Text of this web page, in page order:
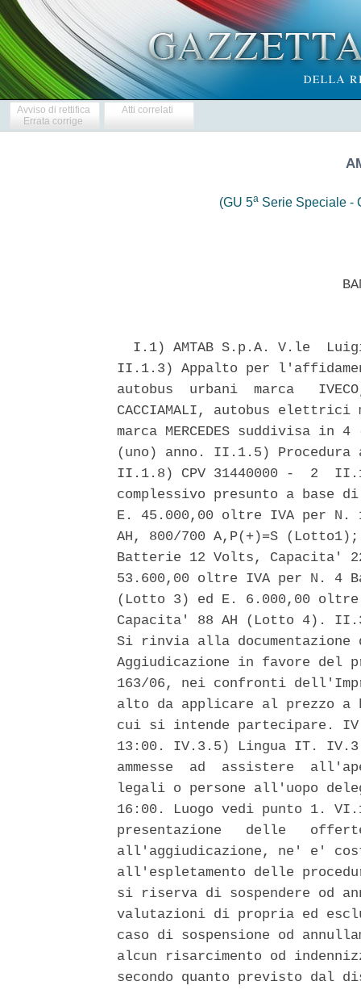
Avviso di rettifica
Errata corrige
Atti correlati
(GU 5a Serie Speciale -
I.1) AMTAB S.p.A. V.le
II.1.3) Appalto per
autobus  urbani  marca   IVECO,
CACCIAMALI, autobus elettrici
marca MERCEDES
(uno) anno. II.1.5)
II.1.8) CPV 31440000 -  2
complessivo presunto a base
E. 45.000,00 oltre IVA per
AH, 800/700 A,P(+)=S
Batterie 12 Volts, Capacita'
53.600,00 oltre IVA per N. 4
(Lotto 3) ed E. 6.000,00
Capacita' 88 AH (Lotto 4).
Si rinvia alla
Aggiudicazione in favore del
163/06, nei confronti
alto da applicare al prezzo
cui si intende partecipare.
13:00. IV.3.5) Lingua IT.
ammesse  ad  assistere
legali o persone all'uopo
16:00. Luogo vedi punto 1.
presentazione   delle
all'aggiudicazione, ne' e'
all'espletamento delle
si riserva di sospendere od
valutazioni di propria ed
caso di sospensione od
alcun risarcimento od
secondo quanto previsto dal